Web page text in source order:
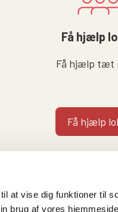
at vise dig funktioner til
brug af vores
Få hjælp
Få hjælp tæt
Få hjælp